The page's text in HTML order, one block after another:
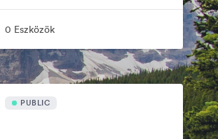
0 Eszközök
PUBLIC